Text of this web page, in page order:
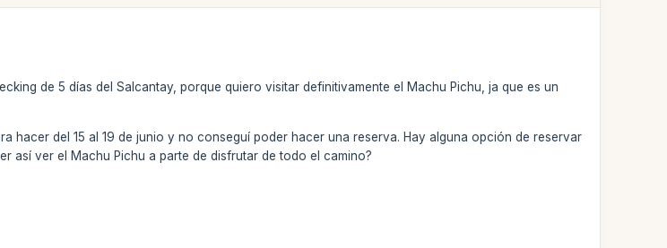
de 5 días del Salcantay, porque quiero visitar definitivamente el Machu Pichu, ja que es un
hacer del 15 al 19 de junio y no conseguí poder hacer una reserva. Hay alguna opción de reservar
así ver el Machu Pichu a parte de disfrutar de todo el camino?